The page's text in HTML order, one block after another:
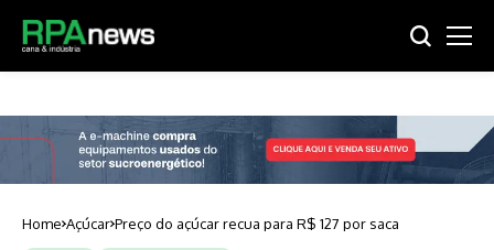
Home Açúcar Preço do açúcar recua para R$ 127 por saca